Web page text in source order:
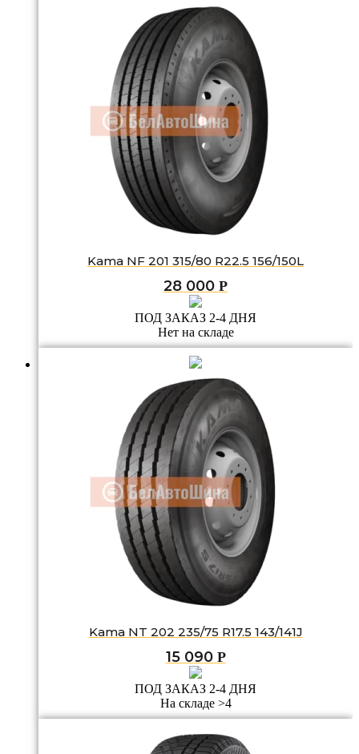
Kama NF 201 315/80 R22.5 156/150L
28 000 Р
ПОД ЗАКАЗ 2-4 ДНЯ
Нет на складе
Kama NT 202 235/75 R17.5 143/141J
15 090 Р
ПОД ЗАКАЗ 2-4 ДНЯ
На складе >4